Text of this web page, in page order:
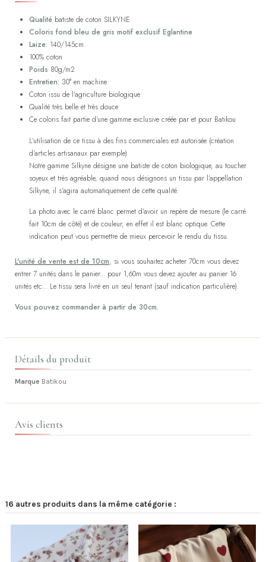
Qualité batiste de coton SILKYNE
Coloris fond bleu de gris motif exclusif Eglantine
Laize: 140/145cm
100% coton
Poids 80g/m2
Entretien: 30° en machine
Coton issu de l'agriculture biologique
Qualité très belle et très douce
Ce coloris fait partie d'une gamme exclusive créée par et pour Batikou
L'utilisation de ce tissu à des fins commerciales est autorisée (création
d'articles artisanaux par exemple)
Notre gamme Silkyne désigne une batiste de coton biologique, au toucher
soyeux et très agréable, quand nous désignons un tissu par l'appellation
Silkyne, il s'agira automatiquement de cette qualité.
La photo avec le carré blanc permet d'avoir un repère de mesure (le carré
fait 10cm de côté) et de couleur, en effet il est blanc optique. Cette
indication peut vous permettre de mieux percevoir le rendu du tissu.
L'unité de vente est de 10cm, si vous souhaitez acheter 70cm vous devez
entrer 7 unités dans le panier... pour 1,60m vous devez ajouter au panier 16
unités etc... Le tissu sera livré en un seul tenant (sauf indication particulière).
Vous pouvez commander à partir de 30cm.
Détails du produit
Marque Batikou
Avis clients
16 autres produits dans la même catégorie :